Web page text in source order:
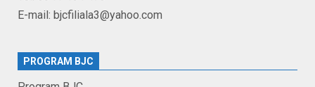
E-mail: bjcfiliala3@yahoo.com
PROGRAM BJC